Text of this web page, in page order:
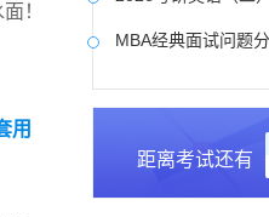
！
用
MBA经典面试问题
2017-2025近九年
考研英语（二）试
2027写作备考攻略
距离考试还有